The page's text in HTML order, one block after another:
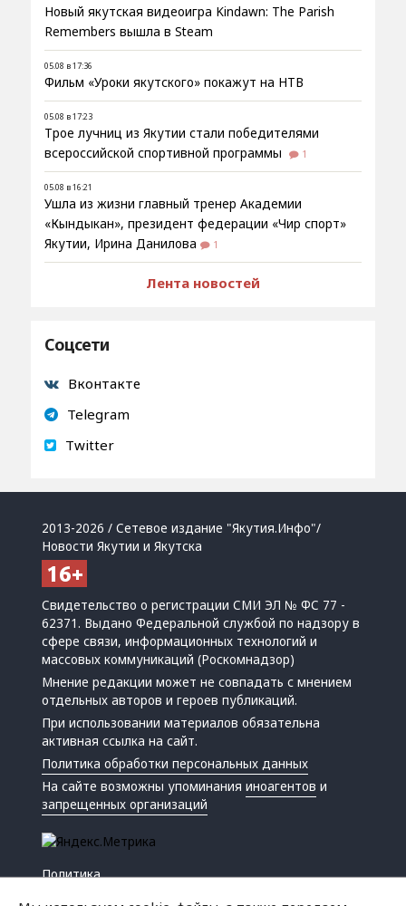
Новый якутская видеоигра Kindawn: The Parish
Remembers вышла в Steam
05.08 в 17:36
Фильм «Уроки якутского» покажут на НТВ
05.08 в 17:23
Трое лучниц из Якутии стали победителями
всероссийской спортивной программы
1
05.08 в 16:21
Ушла из жизни главный тренер Академии
«Кындыкан», президент федерации «Чир спорт»
Якутии, Ирина Данилова
1
Лента новостей
Соцсети
Вконтакте
Telegram
Twitter
2013-2026 / Сетевое издание "Якутия.Инфо"/
Новости Якутии и Якутска
Свидетельство о регистрации СМИ ЭЛ № ФС 77 -
62371. Выдано Федеральной службой по надзору в
сфере связи, информационных технологий и
массовых коммуникаций (Роскомнадзор)
Мнение редакции может не совпадать с мнением
отдельных авторов и героев публикаций.
При использовании материалов обязательна
активная ссылка на сайт.
Политика обработки персональных данных
На сайте возможны упоминанияиноагентов и
запрещенных организаций
Политика